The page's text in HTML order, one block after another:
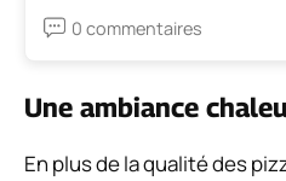
0 commentaires
Une ambiance
En plus de la qualité des